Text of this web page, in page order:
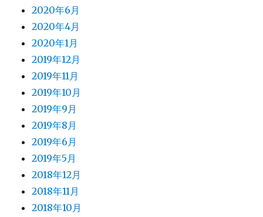
2020年6月
2020年4月
2020年1月
2019年12月
2019年11月
2019年10月
2019年9月
2019年8月
2019年6月
2019年5月
2018年12月
2018年11月
2018年10月